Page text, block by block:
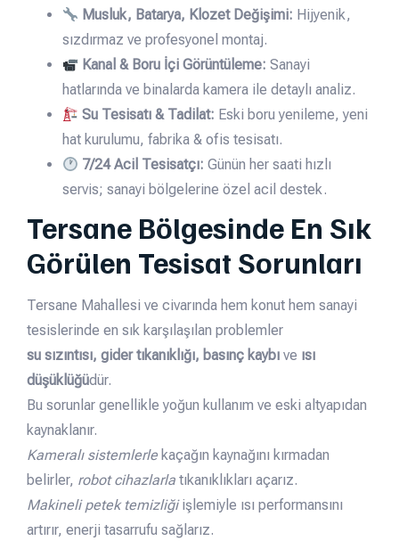
Musluk, Batarya, Klozet Değişimi: Hijyenik,
sızdırmaz ve profesyonel montaj.
Kanal & Boru İçi Görüntüleme: Sanayi
hatlarında ve binalarda kamera ile detaylı analiz.
Su Tesisatı & Tadilat: Eski boru yenileme, yeni
hat kurulumu, fabrika & ofis tesisatı.
7/24 Acil Tesisatçı: Günün her saati hızlı
servis; sanayi bölgelerine özel acil destek.
Tersane Bölgesinde En Sık
Görülen Tesisat Sorunları
Tersane Mahallesi ve civarında hem konut hem sanayi
tesislerinde en sık karşılaşılan problemler
su sızıntısı, gider tıkanıklığı, basınç kaybı ve ısı
düşüklüğüdür.
Bu sorunlar genellikle yoğun kullanım ve eski altyapıdan
kaynaklanır.
Kameralı sistemlerle kaçağın kaynağını kırmadan
belirler, robot cihazlarla tıkanıklıkları açarız.
Makineli petek temizliğiişlemiyle ısı performansını
artırır, enerji tasarrufu sağlarız.